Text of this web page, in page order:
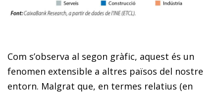
Com s’observa al segon gràfic, aquest és un
fenomen extensible a altres països del nostre
entorn. Malgrat que, en termes relatius (en